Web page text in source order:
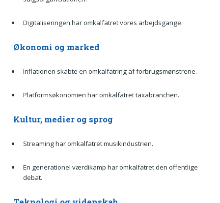
Digitaliseringen har omkalfatret vores arbejdsgange.
Økonomi og marked
Inflationen skabte en omkalfatring af forbrugsmønstrene.
Platformsøkonomien har omkalfatret taxabranchen.
Kultur, medier og sprog
Streaming har omkalfatret musikindustrien.
En generationel værdikamp har omkalfatret den offentlige
debat.